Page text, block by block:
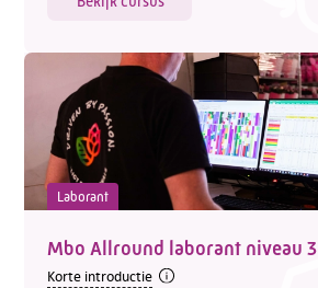
Laborant
Mbo Allround laborant niveau 3
Korte introductie